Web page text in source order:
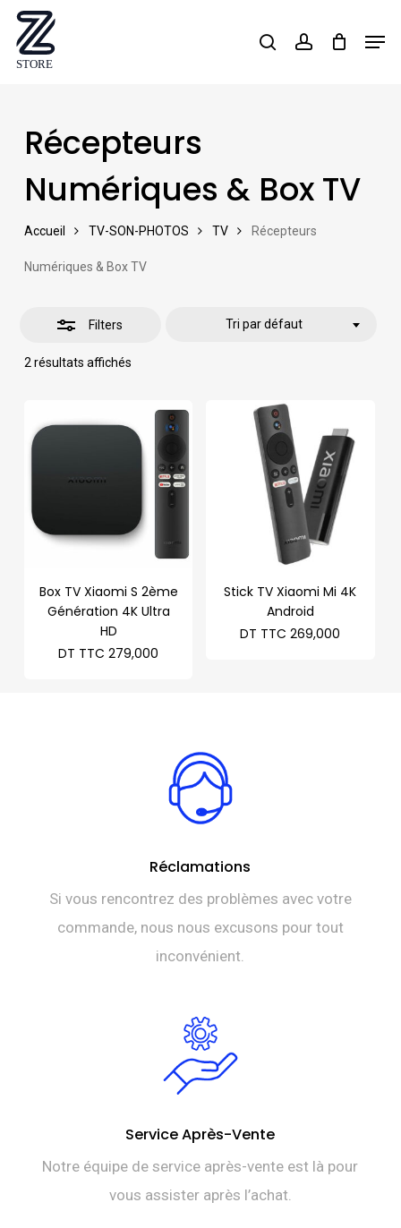
Skip
main
searchaccount
Récepteurs
Numériques & Box TV
Accueil TV-SON-PHOTOS TV Récepteurs
Numériques & Box TV
Filters
2 résultats affichés
Tri par défaut
Close
Box TV Xiaomi S 2ème
Génération 4K Ultra
HD
DT TTC 279,000
Stick TV Xiaomi Mi 4K
Android
DT TTC 269,000
Réclamations
Si vous rencontrez des problèmes avec votre
commande, nous nous excusons pour tout
inconvénient.
Service Après-Vente
Notre équipe de service après-vente est là pour
vous assister après l’achat.